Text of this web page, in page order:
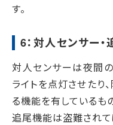
す。
6：対人センサー
対人センサーは夜間
ライトを点灯させたり
る機能を有しているも
追尾機能は盗難され